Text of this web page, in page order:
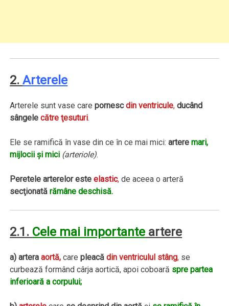
2.Arterele
Arterele sunt vase carepornescdin ventricule, ducând
sângelecătre ţesuturi.
Ele se ramifică în vase din ce în ce mai mici:arteremari,
mijlocii şi mici (arteriole).
Peretele arterelor esteelastic, de aceea o arteră
secţionată rămâne deschisă.
2.1. Cele mai importante artere
a) arteraaortă, carepleacădin ventriculul stâng, se
curbează formând cârja aortică, apoi coboară spre partea
inferioară a corpului;